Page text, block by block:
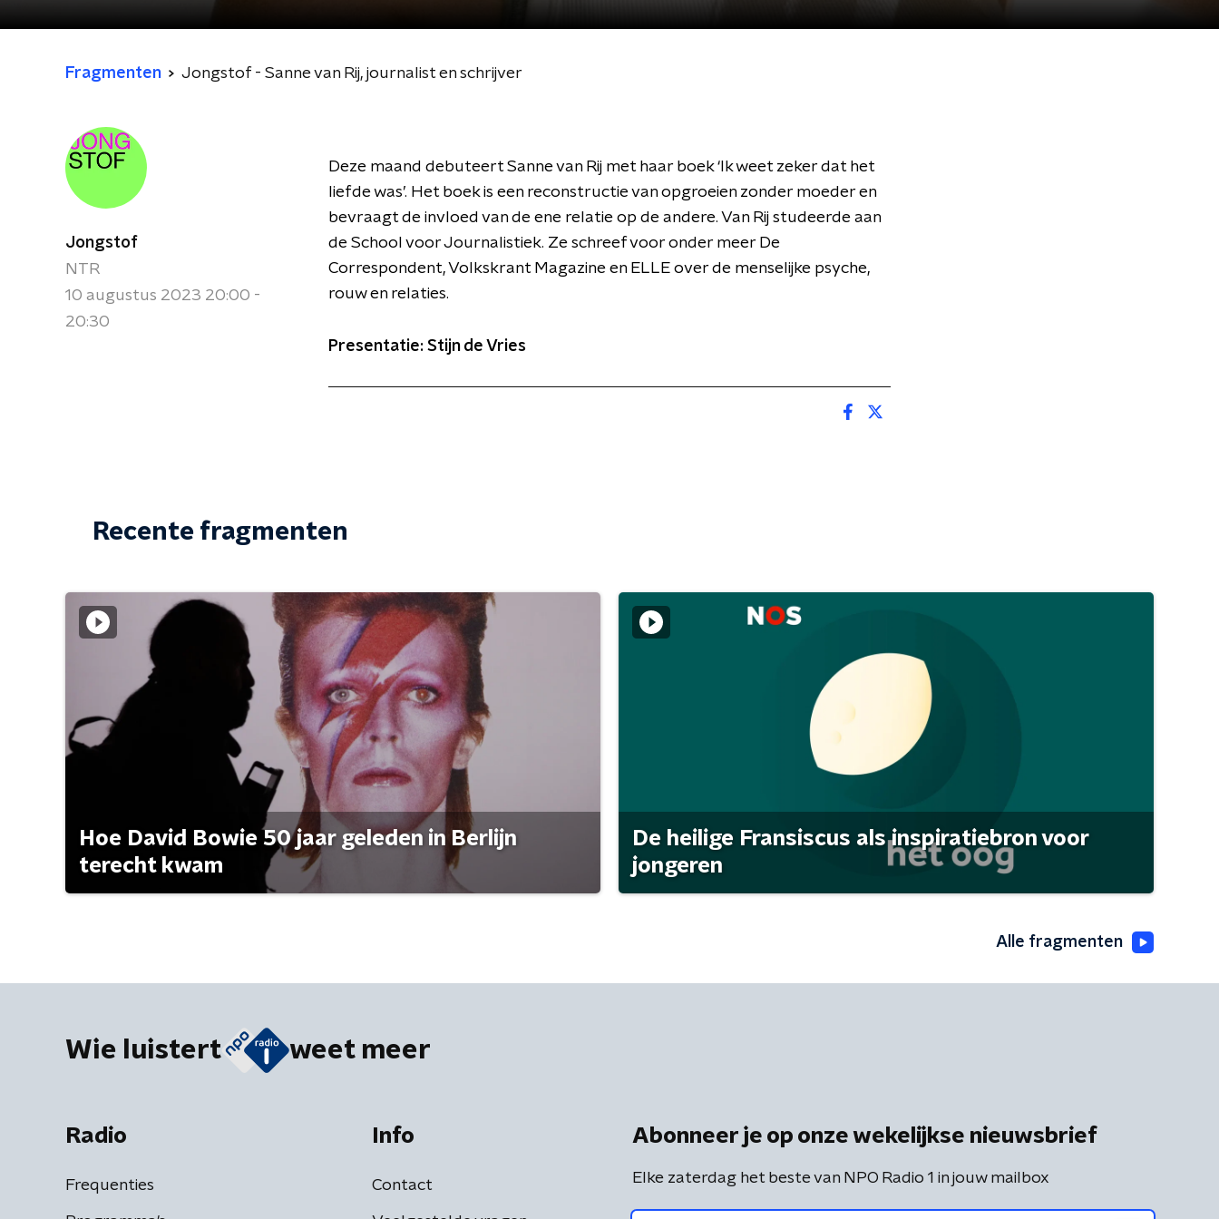
Fragmenten Jongstof - Sanne van Rij, journalist en schrijver
Jongstof
NTR
10 augustus 2023 20:00 -
20:30
Deze maand debuteert Sanne van Rij met haar boek ‘Ik weet zeker dat het
liefde was’. Het boek is een reconstructie van opgroeien zonder moeder en
bevraagt de invloed van de ene relatie op de andere. Van Rij studeerde aan
de School voor Journalistiek. Ze schreef voor onder meer De
Correspondent, Volkskrant Magazine en ELLE over de menselijke psyche,
rouw en relaties.
Presentatie: Stijn de Vries
Recente fragmenten
Hoe David Bowie 50 jaar geleden in Berlijn
terecht kwam
De heilige Fransiscus als inspiratiebron voor
jongeren
Alle fragmenten
Wie luistert weet meer
Radio
Frequenties
Info
Contact
Abonneer je op onze wekelijkse nieuwsbrief
Elke zaterdag het beste van NPO Radio 1 in jouw mailbox